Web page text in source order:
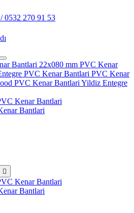
0532 270 91 53
Bantlari 22x080 mm PVC Kenar
PVC Kenar Bantlari PVC Kenar
PVC Kenar Bantlari Yildiz Entegre
Kenar Bantlari
Bantlari

Kenar Bantlari
Bantlari